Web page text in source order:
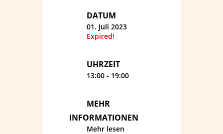
DATUM
01. Juli 2023
Expired!
UHRZEIT
13:00 - 19:00
MEHR
INFORMATIONEN
Mehr lesen